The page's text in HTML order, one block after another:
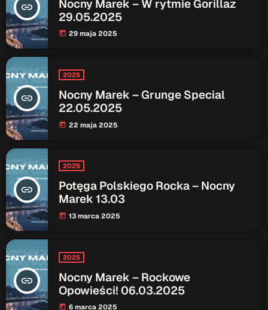
Patronat Medialny
Ramówka
O nas
Rekrutacja Fraszka
Podcasty
Przydatne linki
Strona UJK
Klub WSPAK
Wirtualna Uczelnia
Biuro Karier
Punkt Interwencji Kryzysowej
Przydatne informacje
insert_link
Nocny Marek – W rytmie Gorillaz
29.05.2025
today 29 maja 2025
insert_link
2025
Nocny Marek – Grunge Special
22.05.2025
today 22 maja 2025
insert_link
2025
Potęga Polskiego Rocka – Nocny
Marek 13.03
today 13 marca 2025
insert_link
2025
Nocny Marek – Rockowe
Opowieści! 06.03.2025
today 6 marca 2025